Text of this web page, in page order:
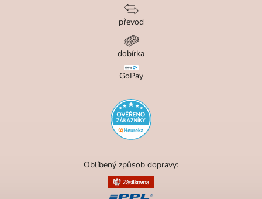
převod
dobírka
GoPay
Oblíbený způsob dopravy: